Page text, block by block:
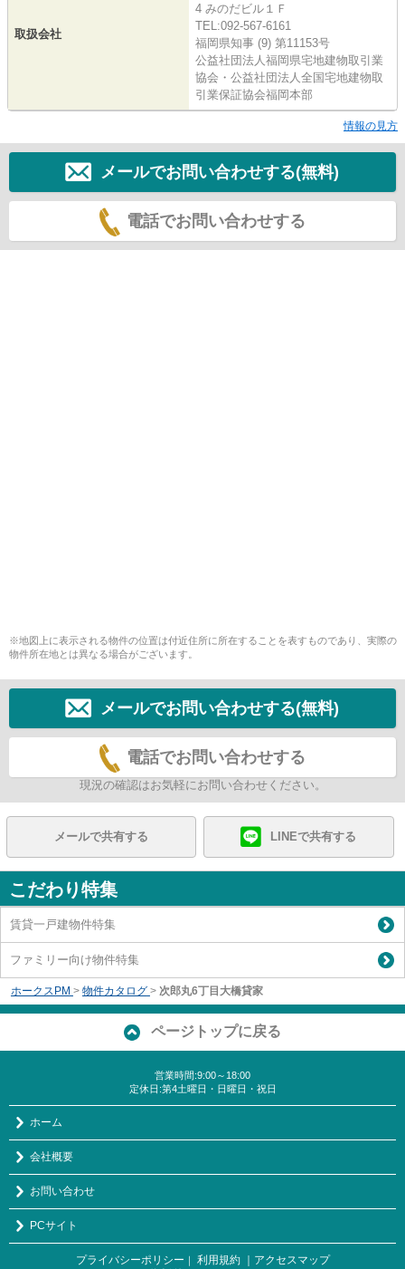
取扱会社
4 みのだビル１Ｆ
TEL:092-567-6161
福岡県知事 (9) 第11153号
公益社団法人福岡県宅地建物取引業
協会・公益社団法人全国宅地建物取
引業保証協会福岡本部
情報の見方
メールでお問い合わせする(無料)
電話でお問い合わせする
※地図上に表示される物件の位置は付近住所に所在することを表すものであり、実際の
物件所在地とは異なる場合がございます。
メールでお問い合わせする(無料)
電話でお問い合わせする
現況の確認はお気軽にお問い合わせください。
メールで共有する LINEで共有する
こだわり特集
賃貸一戸建物件特集
ファミリー向け物件特集
ホークスPM > 物件カタログ > 次郎丸6丁目大橋貸家
ページトップに戻る
営業時間:9:00～18:00
定休日:第4土曜日・日曜日・祝日
ホーム
会社概要
お問い合わせ
PCサイト
プライバシーポリシー 利用規約 ｜アクセスマップ